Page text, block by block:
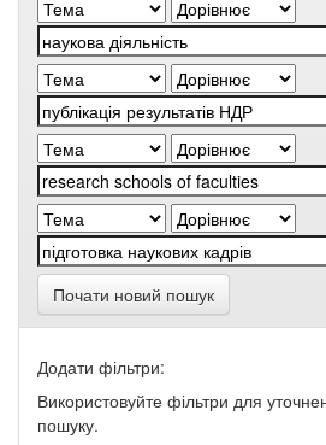
Почати новий пошук
Додати фільтри:
Використовуйте фільтри для
пошуку.